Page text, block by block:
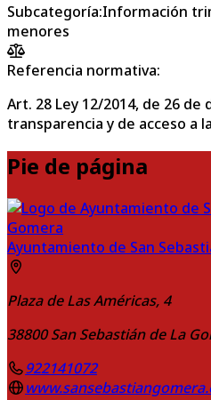
Subcategoría:Información
menores
Referencia normativa:
Art. 28 Ley 12/2014, de 26 de
transparencia y de acceso a
Pie de página
Ayuntamiento de San
Plaza de Las Américas, 4
38800 San Sebastián de La
922141072